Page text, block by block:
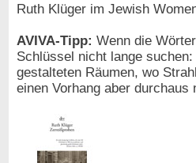
Ruth Klüger im Jewish
AVIVA-Tipp: Wenn die
Schlüssel nicht lange
gestalteten Räumen, wo
einen Vorhang aber